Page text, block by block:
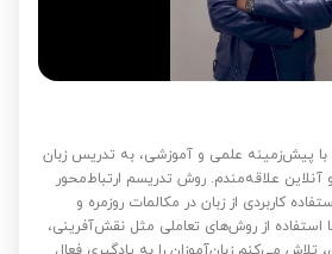
Video
با پیش‌زمینه علمی و آموزشی، به تدریس زبان
علاقه‌مندم. روش تدریسم ارتباط‌محور
کاربردی از زبان در مکالمات روزمره و
از روش‌های تعاملی مثل نقش‌آفرینی،